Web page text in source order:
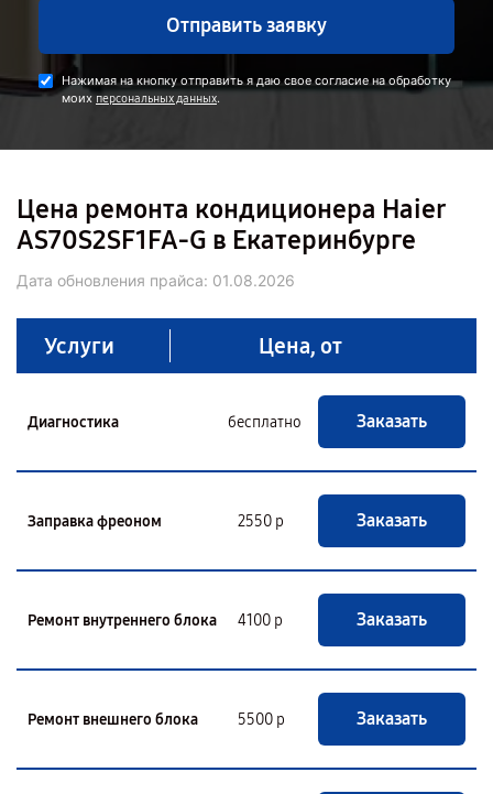
Отправить заявку
Нажимая на кнопку отправить я даю свое согласие на обработку
моих персональных данных.
Цена ремонта кондиционера Haier
AS70S2SF1FA-G в Екатеринбурге
Дата обновления прайса: 01.08.2026
Услуги Цена, от
Диагностика бесплатно Заказать
Заправка фреоном 2550 р Заказать
Ремонт внутреннего блока 4100 р Заказать
Ремонт внешнего блока 5500 р Заказать